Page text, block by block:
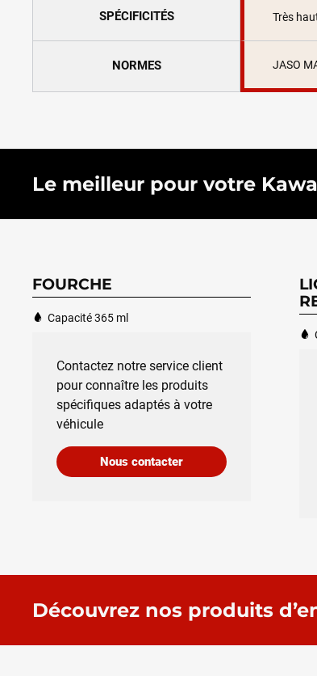
SPÉCIFICITÉS Très
NORMES JASO
Le meilleur pour votre
FOURCHE
Capacité 365 ml
Contactez notre service client
pour connaître les produits
spécifiques adaptés à votre
véhicule
Nous contacter
Découvrez nos produits